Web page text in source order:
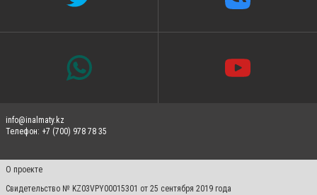
info@inalmaty.kz
Телефон: +7 (700) 978 78 35
О проекте
Свидетельство № KZ03VPY00015301 от 25 сентября 2019 года